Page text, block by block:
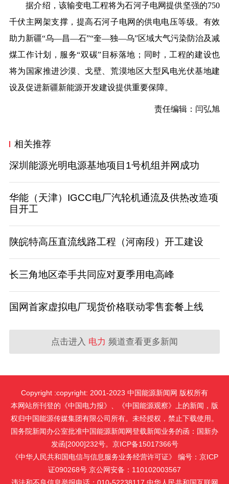
据介绍，该输变电工程将为石河子电网提供坚强的750
千伏主网架支撑，提高石河子电网的供电电压等级。有效
助力新疆“乌—昌—石”“奎—独—乌”区域大气污染防治及减
煤工作计划，服务“双碳”目标落地；同时，工程的建设也
将为国家推进沙漠、戈壁、荒漠地区大型风电光伏基地建
设及促进新疆新能源开发建设提供重要保障。
责任编辑：闫弘旭
相关推荐
深圳能源光明电源基地项目1号机组并网成功
华能（天津）IGCC电厂汽轮机通流及供热改造项
目开工
陕皖特高压直流线路工程（河南段）开工建设
长三角地区牵手共同应对夏季用电高峰
国网首家虚拟电厂现货价格联动零售套餐上线
点击进入 电力 频道查看更多新闻
Copyright :copyright: 2001-2023 中国能源新闻网 版权所有
本网站所刊登的《中国电力报》、《中国能源观察》上的新闻，版
权归中国能源传媒集团有限公司所有。未经授权，禁止下载使用。
国务院新闻办公室批准中国能源新闻网登载新闻业务的函：国新办
发函[2000]232号。京ICP备15017366号
《中华人民共和国电信与信息服务业务经营许可证》 编号：京ICP
证090268号 京公网安备：110102003567
违法和不良信息举报电话：010-52238117 中华人民共和国互联网